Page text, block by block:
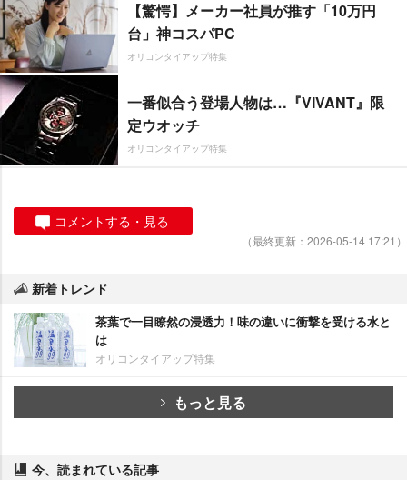
【驚愕】メーカー社員が推す「10万円
台」神コスパPC
オリコンタイアップ特集
一番似合う登場人物は…『VIVANT』限
定ウオッチ
オリコンタイアップ特集
コメントする・見る
（最終更新：2026-05-14 17:21）
新着トレンド
茶葉で一目瞭然の浸透力！味の違いに衝撃を受ける水と
は
オリコンタイアップ特集
もっと見る
今、読まれている記事